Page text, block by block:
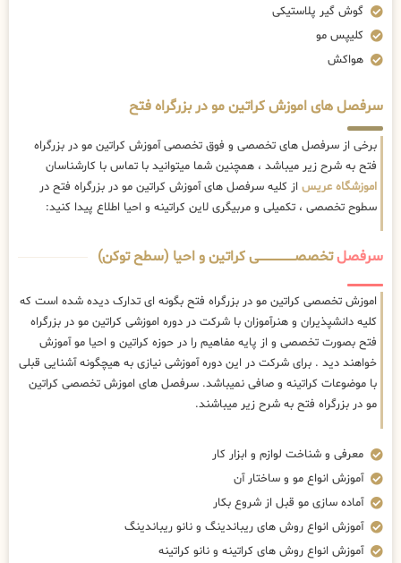
گوش گیر پلاستیکی
کلیپس مو
هواکش
سرفصل های اموزش کراتین مو در بزرگراه فتح
برخی از سرفصل های تخصصی و فوق تخصصی آموزش کراتین مو در بزرگراه
فتح به شرح زیر میباشد ، همچنین شما میتوانید با تماس با کارشناسان
اموزشگاه عریس از کلیه سرفصل های آموزش کراتین مو در بزرگراه فتح در
سطوح تخصصی ، تکمیلی و مربیگری لاین کراتینه و احیا اطلاع پیدا کنید:
سرفصلتخصصــــــــــــــــــــی کراتین و احیا (سطح توکن)
اموزش تخصصی کراتین مو در بزرگراه فتح بگونه ای تدارک دیده شده است که
کلیه دانشپذیران و هنرآموزان با شرکت در دوره اموزشی کراتین مو در بزرگراه
فتح بصورت تخصصی و از پایه مفاهیم را در حوزه کراتین و احیا مو آموزش
خواهند دید . برای شرکت در این دوره آموزشی نیازی به هیچگونه آشنایی قبلی
با موضوعات کراتینه و صافی نمیباشد. سرفصل های اموزش تخصصی کراتین
مو در بزرگراه فتح به شرح زیر میباشند.
معرفی و شناخت لوازم و ابزار کار
آموزش انواع مو و ساختار آن
آماده سازی مو قبل از شروع بکار
آموزش انواع روش های ریباندینگ و نانو ریباندینگ
آموزش انواع روش های کراتینه و نانو کراتینه